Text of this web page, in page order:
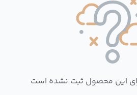
این محصول ثبت نشده است